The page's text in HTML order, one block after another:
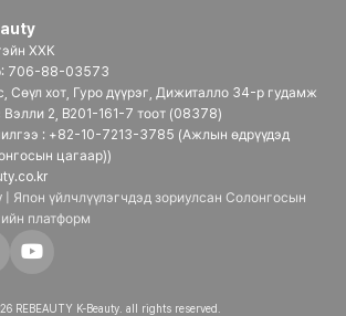
ХХК
706-88-03573
Сөүл хот, Гуро дүүрэг, Дижиталло 34-р гудамж
2, B201-161-7 тоот (08378)
: +82-10-7213-3785 (Ажлын өдрүүдэд
цагаар))
| Япон үйлчлүүлэгчдэд зориулсан Солонгосын
платформ
REBEAUTY K-Beauty. all rights reserved.